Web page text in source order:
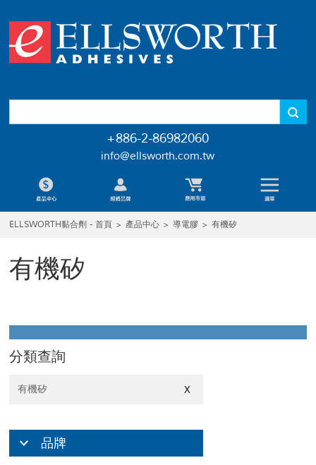
+886-2-86982060
info@ellsworth.com.tw
ELLSWORTH黏合劑 - 首頁 > 產品中心 > 導電膠 > 有機矽
有機矽
分類查詢
有機矽 X
品牌